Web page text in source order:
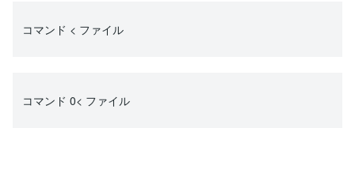
コマンド < ファイル
コマンド 0< ファイル